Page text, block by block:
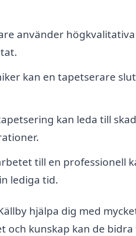
använder
kan en tapetserare
kan leda till
till en professionell
lediga tid.
hjälpa dig med
och kunskap kan de